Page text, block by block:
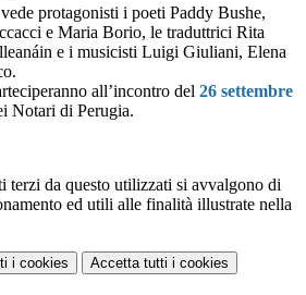
protagonisti i poeti Paddy Bushe,
e Maria Borio, le traduttrici Rita
e i musicisti Luigi Giuliani, Elena
all’incontro del 26 settembre
Notari di Perugia.
terzi da questo utilizzati si avvalgono di
ed utili alle finalità illustrate nella
i cookies Accetta tutti i cookies